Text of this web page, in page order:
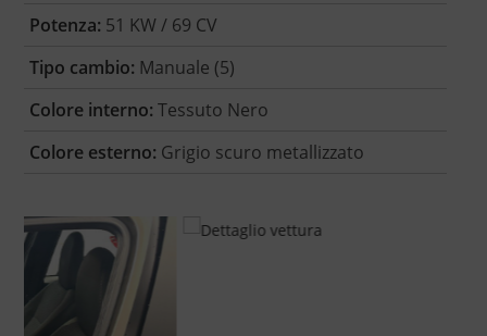
Potenza: 51 KW / 69 CV
Tipo cambio: Manuale (5)
Colore interno: Tessuto Nero
Colore esterno: Grigio scuro metallizzato